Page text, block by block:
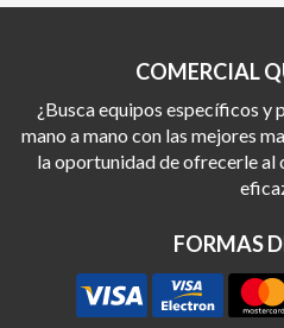
COMERCIAL
¿Busca equipos específicos y
mano a mano con las mejores
la oportunidad de ofrecerle al
FORMAS